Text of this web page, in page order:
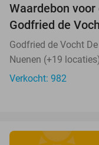
Waardebon
Godfried de
Godfried de Vocht
Nuenen (+19
Verkocht: 982